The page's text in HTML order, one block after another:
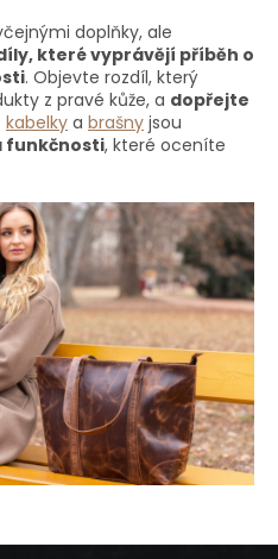
u
doplňky, ale
které vyprávějí příběh o
. Objevte rozdíl, který
z pravé kůže, a dopřejte
kabelky a brašny jsou
funkčnosti, které oceníte